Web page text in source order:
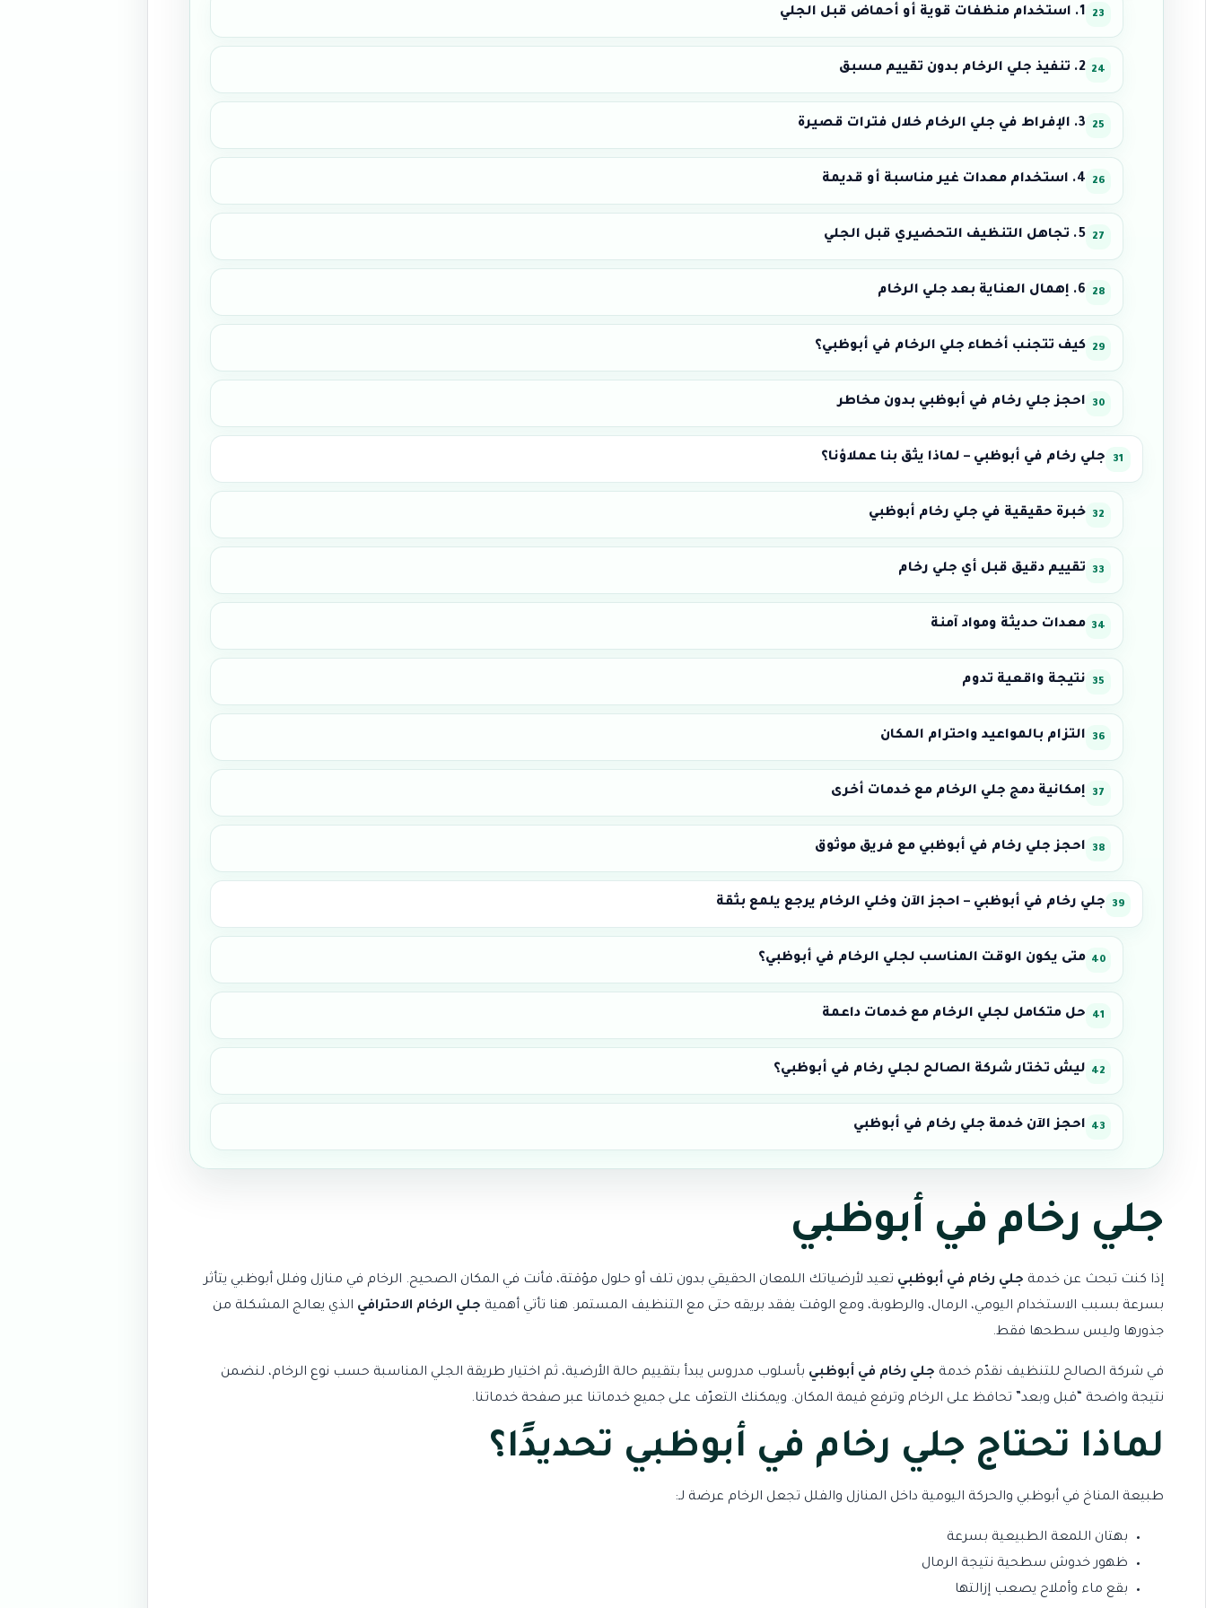
1. استخدام منظفات قوية أو أحماض قبل الجلي
2. تنفيذ جلي الرخام بدون تقييم مسبق
3. الإفراط في جلي الرخام خلال فترات قصيرة
4. استخدام معدات غير مناسبة أو قديمة
5. تجاهل التنظيف التحضيري قبل الجلي
6. إهمال العناية بعد جلي الرخام
كيف تتجنب أخطاء جلي الرخام في أبوظبي؟
احجز جلي رخام في أبوظبي بدون مخاطر
جلي رخام في أبوظبي – لماذا يثق بنا عملاؤنا؟
خبرة حقيقية في جلي رخام أبوظبي
تقييم دقيق قبل أي جلي رخام
معدات حديثة ومواد آمنة
نتيجة واقعية تدوم
التزام بالمواعيد واحترام المكان
إمكانية دمج جلي الرخام مع خدمات أخرى
احجز جلي رخام في أبوظبي مع فريق موثوق
جلي رخام في أبوظبي – احجز الآن وخلي الرخام يرجع يلمع بثقة
متى يكون الوقت المناسب لجلي الرخام في أبوظبي؟
حل متكامل لجلي الرخام مع خدمات داعمة
ليش تختار شركة الصالح لجلي رخام في أبوظبي؟
احجز الآن خدمة جلي رخام في أبوظبي
جلي رخام في أبوظبي
إذا كنت تبحث عن خدمة جلي رخام في أبوظبي تعيد لأرضياتك اللمعان الحقيقي بدون تلف أو حلول مؤقتة، فأنت في المكان الصحيح. الرخام في منازل وفلل أبوظبي يتأثر
بسرعة بسبب الاستخدام اليومي، الرمال، والرطوبة، ومع الوقت يفقد بريقه حتى مع التنظيف المستمر. هنا تأتي أهمية جلي الرخام الاحترافي الذي يعالج المشكلة من
جذورها وليس سطحها فقط.
في شركة الصالح للتنظيف نقدّم خدمة جلي رخام في أبوظبي بأسلوب مدروس يبدأ بتقييم حالة الأرضية، ثم اختيار طريقة الجلي المناسبة حسب نوع الرخام، لنضمن
نتيجة واضحة “قبل وبعد” تحافظ على الرخام وترفع قيمة المكان. ويمكنك التعرّف على جميع خدماتنا عبر صفحة خدماتنا.
لماذا تحتاج جلي رخام في أبوظبي تحديدًا؟
طبيعة المناخ في أبوظبي والحركة اليومية داخل المنازل والفلل تجعل الرخام عرضة لـ:
بهتان اللمعة الطبيعية بسرعة
ظهور خدوش سطحية نتيجة الرمال
بقع ماء وأملاح يصعب إزالتها